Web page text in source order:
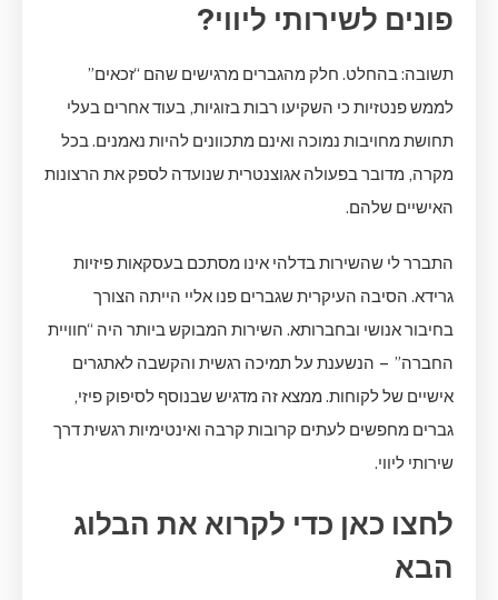
פונים לשירותי ליווי?
תשובה: בהחלט. חלק מהגברים מרגישים שהם “זכאים”
לממש פנטזיות כי השקיעו רבות בזוגיות, בעוד אחרים בעלי
תחושת מחויבות נמוכה ואינם מתכוונים להיות נאמנים. בכל
מקרה, מדובר בפעולה אגוצנטרית שנועדה לספק את הרצונות
האישיים שלהם.
התברר לי שהשירות בדלהי אינו מסתכם בעסקאות פיזיות
גרידא. הסיבה העיקרית שגברים פנו אליי הייתה הצורך
בחיבור אנושי ובחברותא. השירות המבוקש ביותר היה “חוויית
החברה” – הנשענת על תמיכה רגשית והקשבה לאתגרים
אישיים של לקוחות. ממצא זה מדגיש שבנוסף לסיפוק פיזי,
גברים מחפשים לעתים קרובות קרבה ואינטימיות רגשית דרך
שירותי ליווי.
לחצו כאן כדי לקרוא את הבלוג
הבא